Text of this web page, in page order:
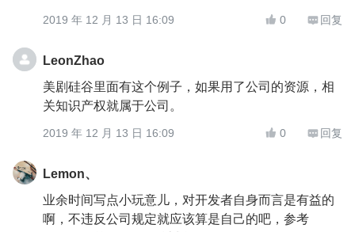
2019 年 12 月 13 日 16:09  0  回复
LeonZhao
美剧硅谷里面有这个例子，如果用了公司的资源，相
关知识产权就属于公司。
2019 年 12 月 13 日 16:09  0  回复
Lemon、
业余时间写点小玩意儿，对开发者自身而言是有益的
啊，不违反公司规定就应该算是自己的吧，参考